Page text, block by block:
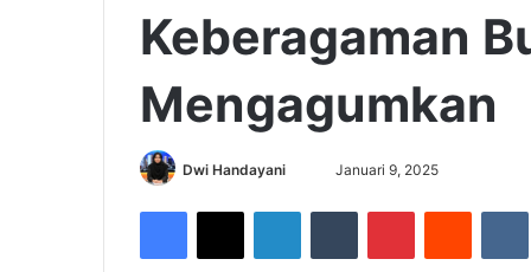
Keberagaman
Mengagumkan
Dwi Handayani
d
Januari 9, 2025